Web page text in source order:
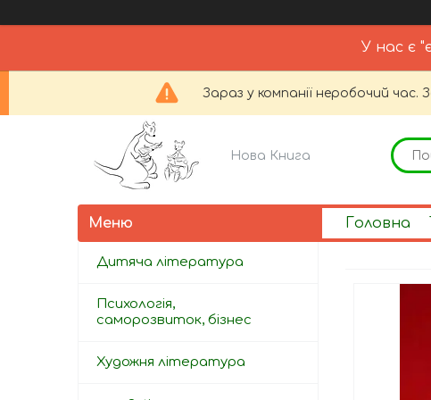
У нас є
Зараз у компанії неробочий час.
Нова Книга
Головна
Дитяча література
Психологія,
саморозвиток, бізнес
Художня література